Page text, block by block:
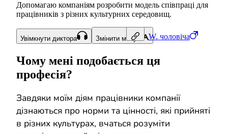
W. чоловіча
Допомагаю компаніям розробити модель співпраці для
працівників з різних культурних середовищ.
Увімкнути диктора Змінити мову
Чому мені подобається ця
професія?
Завдяки моїм діям працівники компанії
дізнаються про норми та цінності, які прийняті
в різних культурах, вчаться розуміти